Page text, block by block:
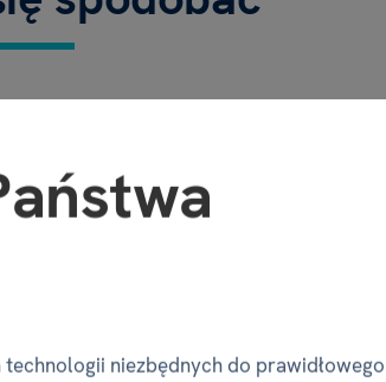
niezbędnych do prawidłowego